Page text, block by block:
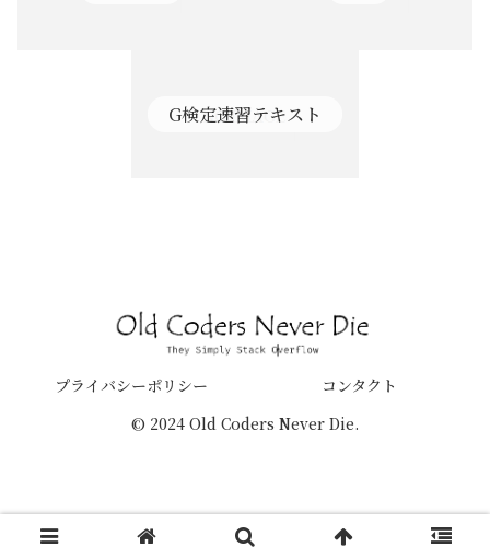
G検定速習テキスト
プライバシーポリシー
コンタクト
© 2024 Old Coders Never Die.